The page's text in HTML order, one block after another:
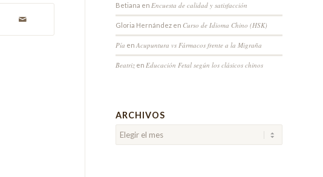
Betiana en Encuesta de calidad y satisfacción
Gloria Hernández en Curso de Idioma Chino (HSK)
Pía enAcupuntura vs Fármacos frente a la Migraña
Beatriz en Educación Fetal según los clásicos chinos
ARCHIVOS